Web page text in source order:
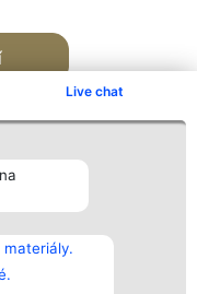
Live chat
Kontakt